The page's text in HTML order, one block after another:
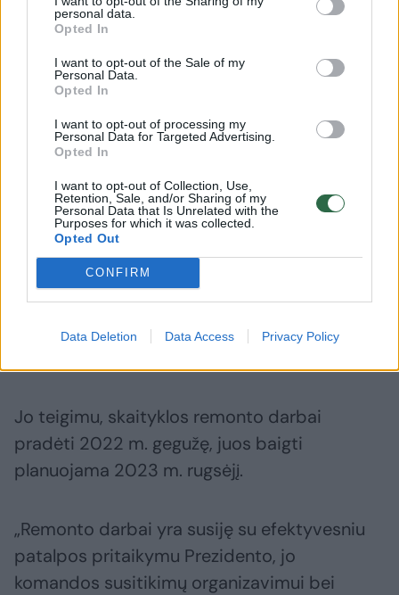
personal data.
Opted In
I want to opt-out of the Sale of my
Personal Data.
Opted In
I want to opt-out of processing my
Personal Data for Targeted Advertising.
Opted In
I want to opt-out of Collection, Use,
Retention, Sale, and/or Sharing of my
Personal Data that Is Unrelated with the
Purposes for which it was collected.
Opted Out
CONFIRM
Data Deletion Data Access Privacy Policy
fizinis ar juridinis vienetas. Prezidentūros
rūmų pastate esanti skaitykla nuo pat jos
įkūrimo yra naudojama ir kaip patalpa
interviu filmavimams.
Šiuo metu skaitykloje yra baigiami remonto
darbai. Jiems pasibaigus patalpa, kaip ir
anksčiau, bus naudojama reprezentacinėms
valstybės vadovo ir Lietuvos Respublikos
Prezidento kanceliarijos funkcijoms“, –
portaluilrytas.lt
nurodė prezidento patarėjas
Jo teigimu, skaityklos remonto darbai
pradėti 2022 m. gegužę, juos baigti
planuojama 2023 m. rugsėjį.
„Remonto darbai yra susiję su efektyvesniu
patalpos pritaikymu Prezidento, jo
komandos susitikimų organizavimui bei